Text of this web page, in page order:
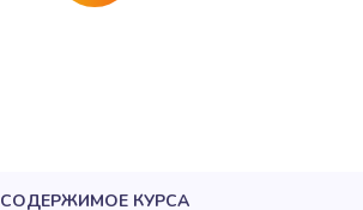
СОДЕРЖИМОЕ КУРСА